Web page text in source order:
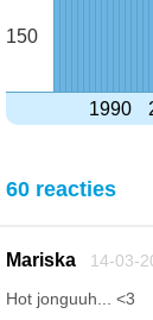
150
1990
60 reacties
Mariska14-03-
Hot jonguuh... <3